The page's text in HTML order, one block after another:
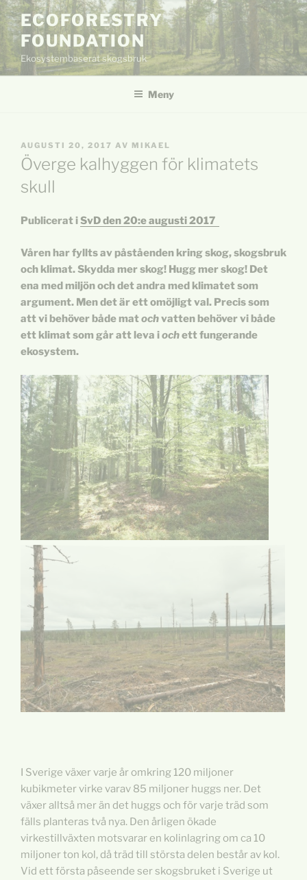
Hoppa
till
innehåll
ECOFORESTRY
FOUNDATION
Ekosystembaserat skogsbruk
Meny
PUBLICERAT
AUGUSTI 20, 2017 AV MIKAEL
Överge kalhyggen för klimatets
skull
Publicerat i SvD den 20:e augusti 2017
Våren har fyllts av påståenden kring skog, skogsbruk
och klimat. Skydda mer skog! Hugg mer skog! Det
ena med miljön och det andra med klimatet som
argument. Men det är ett omöjligt val. Precis som
att vi behöver både matochvatten behöver vi både
ett klimat som går att leva iochett fungerande
ekosystem.
I Sverige växer varje år omkring 120 miljoner
kubikmeter virke varav 85 miljoner huggs ner. Det
växer alltså mer än det huggs och för varje träd som
fälls planteras två nya. Den årligen ökade
virkestillväxten motsvarar en kolinlagring om ca 10
miljoner ton kol, då träd till största delen består av kol.
Vid ett första påseende ser skogsbruket i Sverige ut